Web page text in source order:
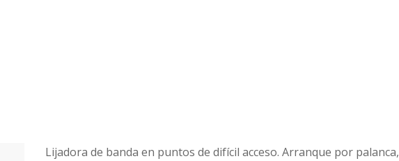
Lijadora de banda en puntos de difícil acceso. Arranque por